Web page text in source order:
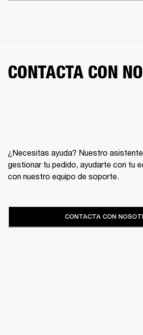
CONTACTA CON
¿Necesitas ayuda? Nuestro
gestionar tu pedido, ayudarte con tu
con nuestro equipo de soporte.
CONTACTA CON